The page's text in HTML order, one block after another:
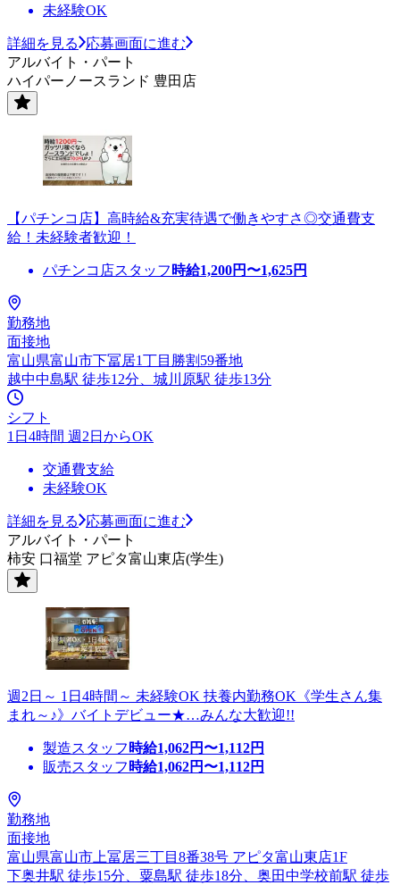
未経験OK
詳細を見る
応募画面に進む
アルバイト・パート
ハイパーノースランド 豊田店
【パチンコ店】高時給&充実待遇で働きやすさ◎交通費支
給！未経験者歓迎！
パチンコ店スタッフ 時給1,200円〜1,625円
勤務地
面接地
富山県富山市下冨居1丁目勝割59番地
越中中島駅 徒歩12分、城川原駅 徒歩13分
シフト
1日4時間 週2日からOK
交通費支給
未経験OK
詳細を見る
応募画面に進む
アルバイト・パート
柿安 口福堂 アピタ富山東店(学生)
週2日～ 1日4時間～ 未経験OK 扶養内勤務OK《学生さん集
まれ～♪》バイトデビュー★…みんな大歓迎!!
製造スタッフ 時給1,062円〜1,112円
販売スタッフ 時給1,062円〜1,112円
勤務地
面接地
富山県富山市上冨居三丁目8番38号 アピタ富山東店1F
下奥井駅 徒歩15分、粟島駅 徒歩18分、奥田中学校前駅 徒歩